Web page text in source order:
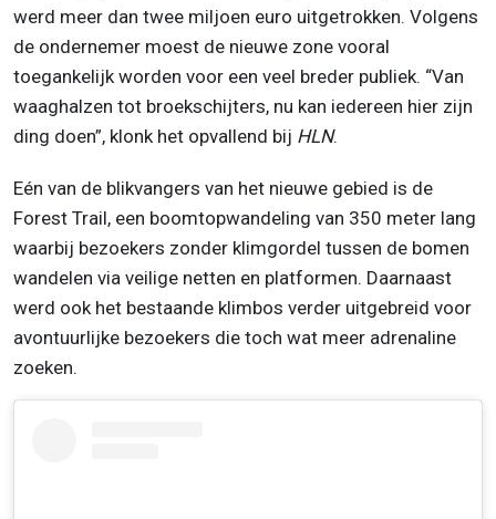
werd meer dan twee miljoen euro uitgetrokken. Volgens
de ondernemer moest de nieuwe zone vooral
toegankelijk worden voor een veel breder publiek. “Van
waaghalzen tot broekschijters, nu kan iedereen hier zijn
ding doen”, klonk het opvallend bij HLN.
Eén van de blikvangers van het nieuwe gebied is de
Forest Trail, een boomtopwandeling van 350 meter lang
waarbij bezoekers zonder klimgordel tussen de bomen
wandelen via veilige netten en platformen. Daarnaast
werd ook het bestaande klimbos verder uitgebreid voor
avontuurlijke bezoekers die toch wat meer adrenaline
zoeken.